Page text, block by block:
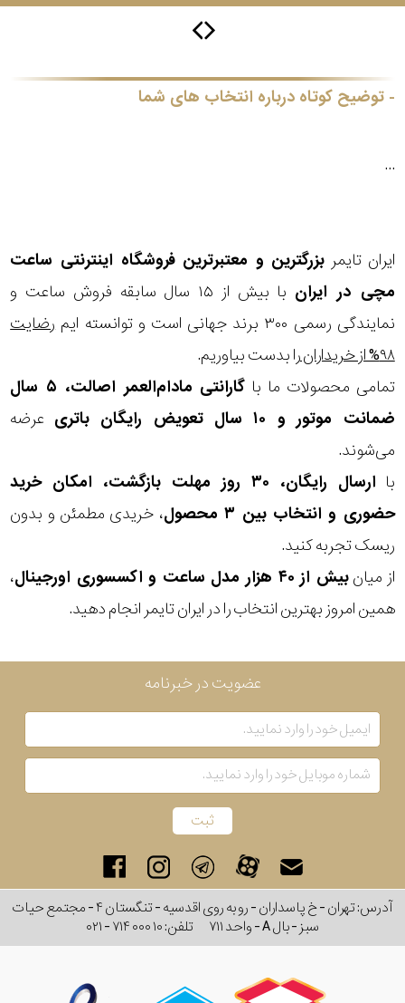
توضیح کوتاه درباره انتخاب های شما
...
ایران تایمر بزرگترین و معتبرترین فروشگاه اینترنتی ساعت
مچی در ایران
با بیش از ۱۵ سال سابقه فروش ساعت و
نمایندگی رسمی ۳۰۰ برند جهانی است و توانسته ایم
رضایت
۹۸% از خریداران
را بدست بیاوریم.
تمامی محصولات ما با
گارانتی مادام‌العمر اصالت، ۵ سال
ضمانت موتور و ۱۰ سال تعویض رایگان باتری
عرضه
می‌شوند.
با
ارسال رایگان، ۳۰ روز مهلت بازگشت، امکان خرید
حضوری و انتخاب بین ۳ محصول
، خریدی مطمئن و بدون
ریسک تجربه کنید.
از میانبیش از ۴۰ هزار مدل ساعت و اکسسوری اورجینال
،
همین امروز بهترین انتخاب را در ایران تایمر انجام دهید.
ساعت
سلکشن
نمایش
بیشتر...
نوع
محصول
جنس
رنگ
بکار
منبع
اصالت
کشور
باتری
عضویت در خبرنامه
آدرس: تهران - خ پاسداران - رو به روی اقدسیه - تنگستان ۴ - مجتمع حیات
سبز - بال A - واحد ۷۱۱
تلفن:۰۲۱ - ۷۱۴ ۰۰۰ ۱۰